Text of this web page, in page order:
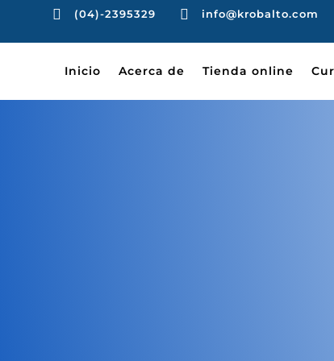
 (04)-2395329  info@krobalto.com
Inicio Acerca de Tienda online